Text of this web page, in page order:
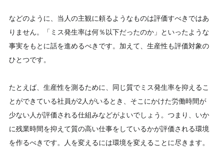
などのように、当人の主観に頼るようなものは評価すべきではあ
りません。「ミス発生率は何％以下だったのか」といったような
事実をもとに話を進めるべきです。加えて、生産性も評価対象の
ひとつです。
たとえば、生産性を測るために、同じ質でミス発生率を抑えるこ
とができている社員が2人がいるとき、そこにかけた労働時間が
少ない人が評価される仕組みなどがよいでしょう。つまり、いか
に残業時間を抑えて質の高い仕事をしているかが評価される環境
を作るべきです。人を変えるには環境を変えることに尽きます。